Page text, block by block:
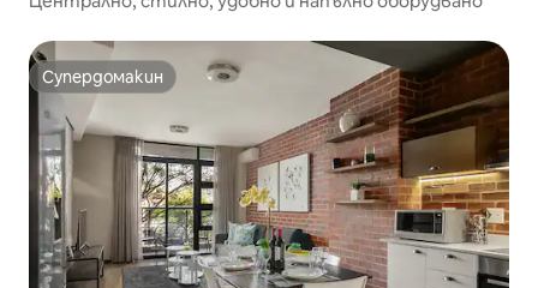
Супердомакин
Супердомакин